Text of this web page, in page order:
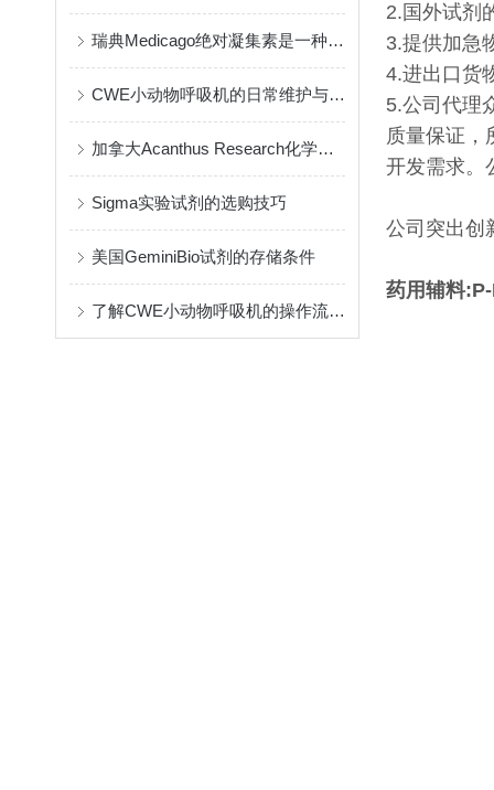
瑞典Medicago绝对凝集素是一种创新的免疫疗法
CWE小动物呼吸机的日常维护与保养指南
加拿大Acanthus Research化学试剂的作用与应用
Sigma实验试剂的选购技巧
美国GeminiBio试剂的存储条件
了解CWE小动物呼吸机的操作流程与维护
2.国外试剂
3.提供加急
4.进出口货
5.公司代理
质量保证，
开发需求。
公司突出创
药用辅料